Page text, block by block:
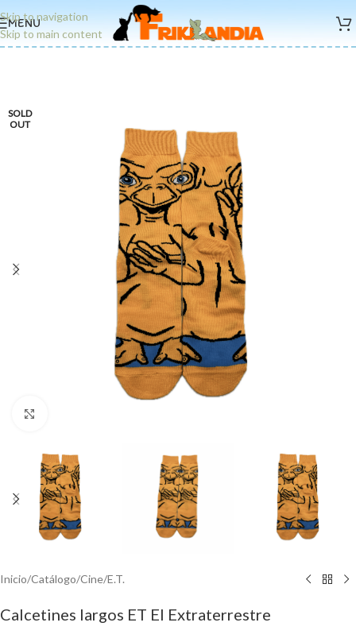
Skip to navigation
Skip to main content
MENU
SOLD
OUT
Inicio/Catálogo/Cine/E.T.
Calcetines largos ET El Extraterrestre